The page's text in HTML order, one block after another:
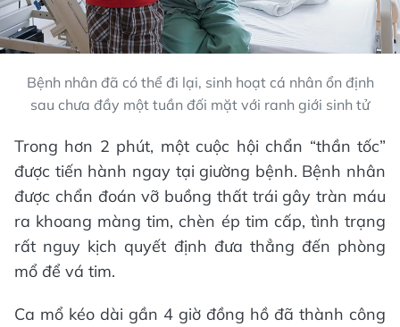
Bệnh nhân đã có thể đi lại, sinh hoạt cá nhân ổn định
sau chưa đầy một tuần đối mặt với ranh giới sinh tử
Trong hơn 2 phút, một cuộc hội chẩn “thần tốc”
được tiến hành ngay tại giường bệnh. Bệnh nhân
được chẩn đoán vỡ buồng thất trái gây tràn máu
ra khoang màng tim, chèn ép tim cấp, tình trạng
rất nguy kịch quyết định đưa thẳng đến phòng
mổ để vá tim.
Ca mổ kéo dài gần 4 giờ đồng hồ đã thành công